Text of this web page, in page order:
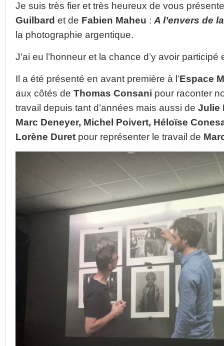
Je suis très fier et très heureux de vous
Guilbard et de Fabien Maheu : A l’envers de
la photographie argentique.
J’ai eu l’honneur et la chance d’y avoir
Il a été présenté en avant première à l’Espace
aux côtés de Thomas Consani pour raconter
travail depuis tant d’années mais aussi de Julie
Marc Deneyer, Michel Poivert, Héloïse
Lorène Duret pour représenter le travail de